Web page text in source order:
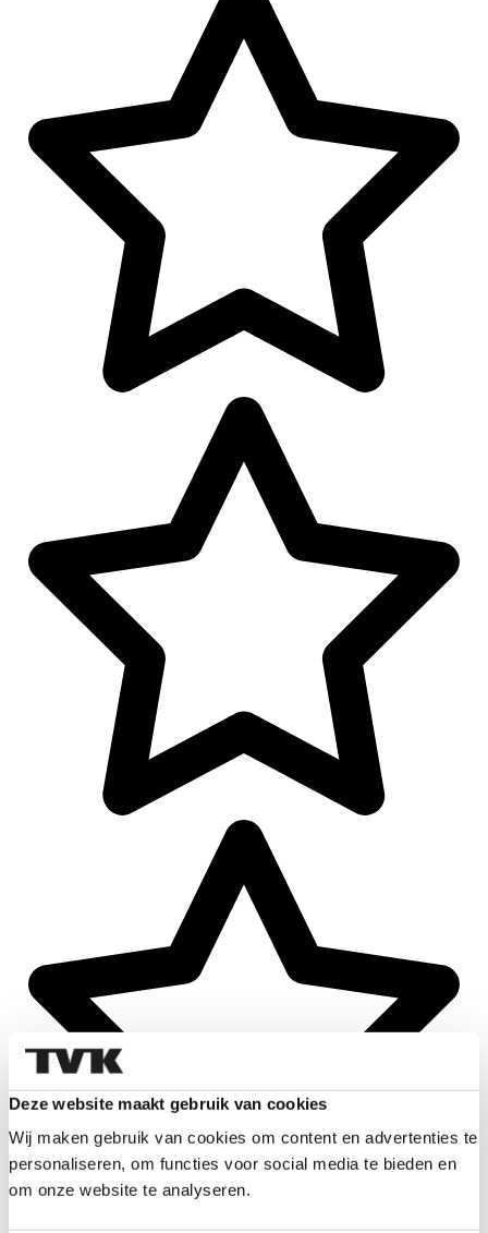
Deze website maakt gebruik van cookies
Wij maken gebruik van cookies om content en advertenties te
personaliseren, om functies voor social media te bieden en
om onze website te analyseren.